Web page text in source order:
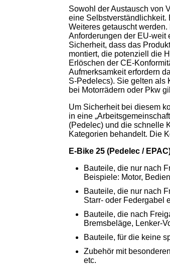
Sowohl der Austausch von
eine Selbstverständlichkeit.
Weiteres getauscht
Anforderungen der EU-weit
Sicherheit, dass das
montiert, die potenziell die
Erlöschen der CE-
Aufmerksamkeit erfordern
S-Pedelecs). Sie gelten als
bei Motorrädern oder Pkw
Um Sicherheit bei diesem
in eine
(Pedelec) und die schnelle
Kategorien behandelt. Die
E-Bike 25 (Pedelec /
Bauteile, die nur nach
Beispiele: Motor,
Bauteile, die nur nach
Starr- oder Federgabel
Bauteile, die nach
Bremsbeläge, Lenker-
Bauteile, für die keine
Zubehör mit
etc.